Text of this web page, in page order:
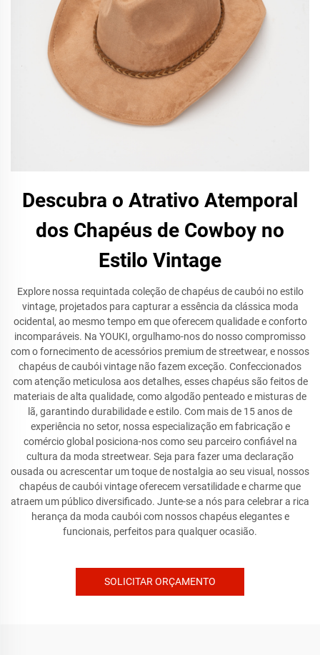
Descubra o Atrativo Atemporal
dos Chapéus de Cowboy no
Estilo Vintage
Explore nossa requintada coleção de chapéus de caubói no estilo
vintage, projetados para capturar a essência da clássica moda
ocidental, ao mesmo tempo em que oferecem qualidade e conforto
incomparáveis. Na YOUKI, orgulhamo-nos do nosso compromisso
com o fornecimento de acessórios premium de streetwear, e nossos
chapéus de caubói vintage não fazem exceção. Confeccionados
com atenção meticulosa aos detalhes, esses chapéus são feitos de
materiais de alta qualidade, como algodão penteado e misturas de
lã, garantindo durabilidade e estilo. Com mais de 15 anos de
experiência no setor, nossa especialização em fabricação e
comércio global posiciona-nos como seu parceiro confiável na
cultura da moda streetwear. Seja para fazer uma declaração
ousada ou acrescentar um toque de nostalgia ao seu visual, nossos
chapéus de caubói vintage oferecem versatilidade e charme que
atraem um público diversificado. Junte-se a nós para celebrar a rica
herança da moda caubói com nossos chapéus elegantes e
funcionais, perfeitos para qualquer ocasião.
SOLICITAR ORÇAMENTO